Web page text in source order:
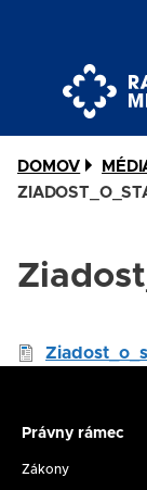
DOMOV
Document
rámec
Právny rámec
Zákony